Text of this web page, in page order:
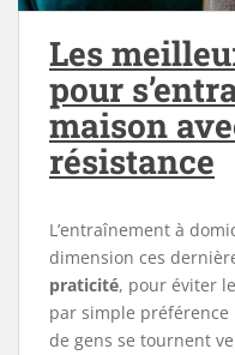
Les
pour
maison
résistance
L’entraînement à
dimension ces
praticité, pour éviter
par simple
de gens se tournent